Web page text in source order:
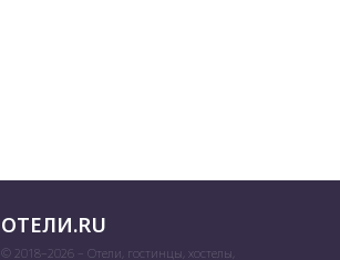
ОТЕЛИ.RU
© 2018–2026 – Отели, гостинцы, хостелы,